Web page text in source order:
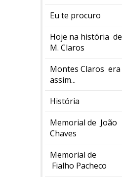
Eu te procuro
Hoje na história de
M. Claros
Montes Claros era
assim...
História
Memorial de João
Chaves
Memorial de
Fialho Pacheco